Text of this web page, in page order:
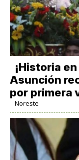
​¡Historia
Asunción
por primera
Noreste